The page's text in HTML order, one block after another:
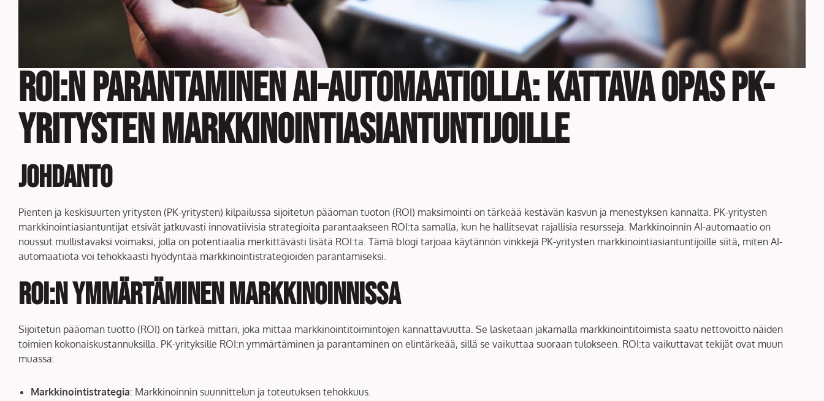
ROI:n Parantaminen AI-automaatiolla: Kattava Opas PK-
yritysten Markkinointiasiantuntijoille
Johdanto
Pienten ja keskisuurten yritysten (PK-yritysten) kilpailussa sijoitetun pääoman tuoton (ROI) maksimointi on tärkeää kestävän kasvun ja menestyksen kannalta. PK-yritysten
markkinointiasiantuntijat etsivät jatkuvasti innovatiivisia strategioita parantaakseen ROI:ta samalla, kun he hallitsevat rajallisia resursseja. Markkinoinnin AI-automaatio on
noussut mullistavaksi voimaksi, jolla on potentiaalia merkittävästi lisätä ROI:ta. Tämä blogi tarjoaa käytännön vinkkejä PK-yritysten markkinointiasiantuntijoille siitä, miten AI-
automaatiota voi tehokkaasti hyödyntää markkinointistrategioiden parantamiseksi.
ROI:n Ymmärtäminen Markkinoinnissa
Sijoitetun pääoman tuotto (ROI) on tärkeä mittari, joka mittaa markkinointitoimintojen kannattavuutta. Se lasketaan jakamalla markkinointitoimista saatu nettovoitto näiden
toimien kokonaiskustannuksilla. PK-yrityksille ROI:n ymmärtäminen ja parantaminen on elintärkeää, sillä se vaikuttaa suoraan tulokseen. ROI:ta vaikuttavat tekijät ovat muun
muassa:
Markkinointistrategia: Markkinoinnin suunnittelun ja toteutuksen tehokkuus.